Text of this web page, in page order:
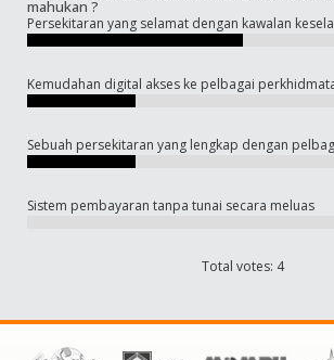
mahukan ?
Persekitaran yang selamat dengan kawalan
Kemudahan digital akses ke pelbagai
Sebuah persekitaran yang lengkap dengan
Sistem pembayaran tanpa tunai secara meluas
Total votes: 4